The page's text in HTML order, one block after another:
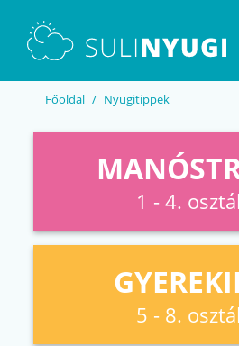
Főoldal Nyugitippek
1 - 4.
5 - 8.